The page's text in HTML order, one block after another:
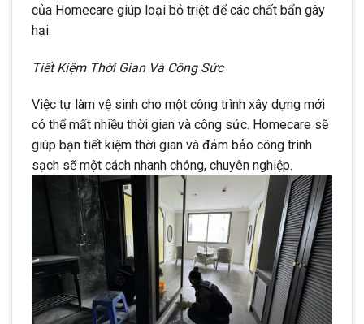
của Homecare giúp loại bỏ triệt để các chất bẩn gây
hại.
Tiết Kiệm Thời Gian Và Công Sức
Việc tự làm vệ sinh cho một công trình xây dựng mới
có thể mất nhiều thời gian và công sức. Homecare sẽ
giúp bạn tiết kiệm thời gian và đảm bảo công trình
sạch sẽ một cách nhanh chóng, chuyên nghiệp.